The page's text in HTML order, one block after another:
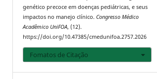
genético precoce em doenças pediátricas, e seus
impactos no manejo clínico.Congresso Médico
Acadêmico UniFOA, (12).
https://doi.org/10.47385/cmedunifoa.2757.2026
Fomatos de Citação